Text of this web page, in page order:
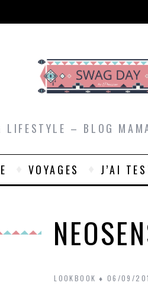
LIFESTYLE – BLOG
VOYAGES J’AI
LOOKBOOK 06/09/